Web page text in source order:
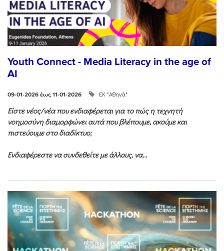
Youth Connect - Media Literacy in the age of
AI
09-01-2026 έως 11-01-2026 ΕΚ "Αθηνά"
Είστε νέος/νέα που ενδιαφέρεται για το πώς η τεχνητή
νοημοσύνη διαμορφώνει αυτά που βλέπουμε, ακούμε και
πιστεύουμε στο διαδίκτυο;
Ενδιαφέρεστε να συνδεθείτε με άλλους, να...